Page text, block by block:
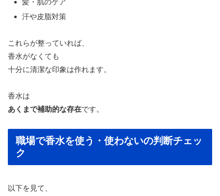
髪・肌のケア
汗や皮脂対策
これらが整っていれば、
香水がなくても
十分に清潔な印象は作れます。
香水は
あくまで補助的な存在です。
職場で香水を使う・使わないの判断チェッ
ク
以下を見て、